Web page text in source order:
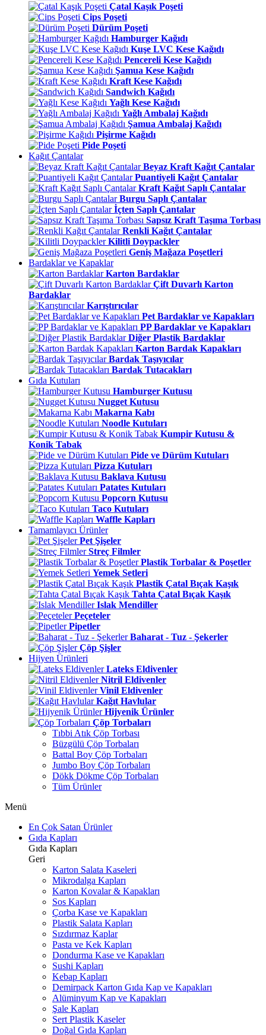
Çatal Kaşık Poşeti
Cips Poşeti
Dürüm Poşeti
Hamburger Kağıdı
Kuşe LVC Kese Kağıdı
Pencereli Kese Kağıdı
Şamua Kese Kağıdı
Kraft Kese Kağıdı
Sandwich Kağıdı
Yağlı Kese Kağıdı
Yağlı Ambalaj Kağıdı
Şamua Ambalaj Kağıdı
Pişirme Kağıdı
Pide Poşeti
Kağıt Çantalar
Beyaz Kraft Kağıt Çantalar
Puantiyeli Kağıt Çantalar
Kraft Kağıt Saplı Çantalar
Burgu Saplı Çantalar
İçten Saplı Çantalar
Sapsız Kraft Taşıma Torbası
Renkli Kağıt Çantalar
Kilitli Doypackler
Geniş Mağaza Poşetleri
Bardaklar ve Kapaklar
Karton Bardaklar
Çift Duvarlı Karton
Bardaklar
Karıştırıcılar
Pet Bardaklar ve Kapakları
PP Bardaklar ve Kapakları
Diğer Plastik Bardaklar
Karton Bardak Kapakları
Bardak Taşıyıcılar
Bardak Tutacakları
Gıda Kutuları
Hamburger Kutusu
Nugget Kutusu
Makarna Kabı
Noodle Kutuları
Kumpir Kutusu &
Konik Tabak
Pide ve Dürüm Kutuları
Pizza Kutuları
Baklava Kutusu
Patates Kutuları
Popcorn Kutusu
Taco Kutuları
Waffle Kapları
Tamamlayıcı Ürünler
Pet Şişeler
Streç Filmler
Plastik Torbalar & Poşetler
Yemek Setleri
Plastik Çatal Bıçak Kaşık
Tahta Çatal Bıçak Kaşık
Islak Mendiller
Peçeteler
Pipetler
Baharat - Tuz - Şekerler
Çöp Şişler
Hijyen Ürünleri
Lateks Eldivenler
Nitril Eldivenler
Vinil Eldivenler
Kağıt Havlular
Hijyenik Ürünler
Çöp Torbaları
Tıbbi Atık Çöp Torbası
Büzgülü Çöp Torbaları
Battal Boy Çöp Torbaları
Jumbo Boy Çöp Torbaları
Dökk Dökme Çöp Torbaları
Tüm Ürünler
Menü
En Çok Satan Ürünler
Gıda Kapları
Gıda Kapları
Geri
Karton Salata Kaseleri
Mikrodalga Kapları
Karton Kovalar & Kapakları
Sos Kapları
Çorba Kase ve Kapakları
Plastik Salata Kapları
Sızdırmaz Kaplar
Pasta ve Kek Kapları
Dondurma Kase ve Kapakları
Sushi Kapları
Kebap Kapları
Demirpack Karton Gıda Kap ve Kapakları
Alüminyum Kap ve Kapakları
Şale Kapları
Sert Plastik Kaseler
Doğal Gıda Kapları